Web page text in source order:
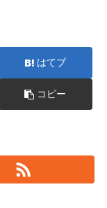
はてブ
コピー